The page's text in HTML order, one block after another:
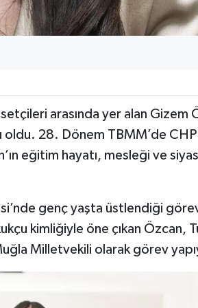
arasında yer alan Gizem
oldu. 28. Dönem TBMM’de
eğitim hayatı, mesleği ve
genç yaşta üstlendiği
kimliğiyle öne çıkan Özcan,
Milletvekili olarak görev